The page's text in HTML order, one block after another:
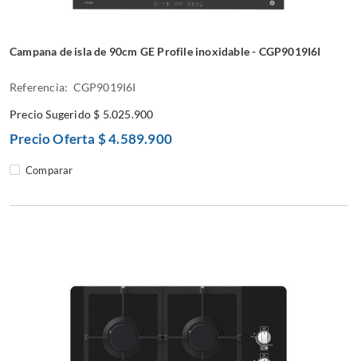
Campana de isla de 90cm GE Profile inoxidable - CGP9019I6I
Referencia: CGP9019I6I
Precio Sugerido $ 5.025.900
Precio Oferta $ 4.589.900
Comparar